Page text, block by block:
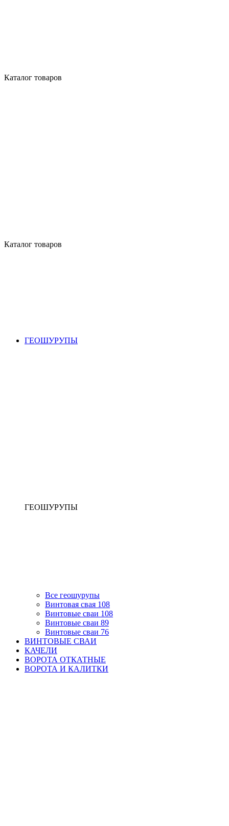
Каталог товаров
Каталог товаров
ГЕОШУРУПЫ
ГЕОШУРУПЫ
Все геошурупы
Винтовая свая 108
Винтовые сваи 108
Винтовые сваи 89
Винтовые сваи 76
ВИНТОВЫЕ СВАИ
КАЧЕЛИ
ВОРОТА ОТКАТНЫЕ
ВОРОТА И КАЛИТКИ